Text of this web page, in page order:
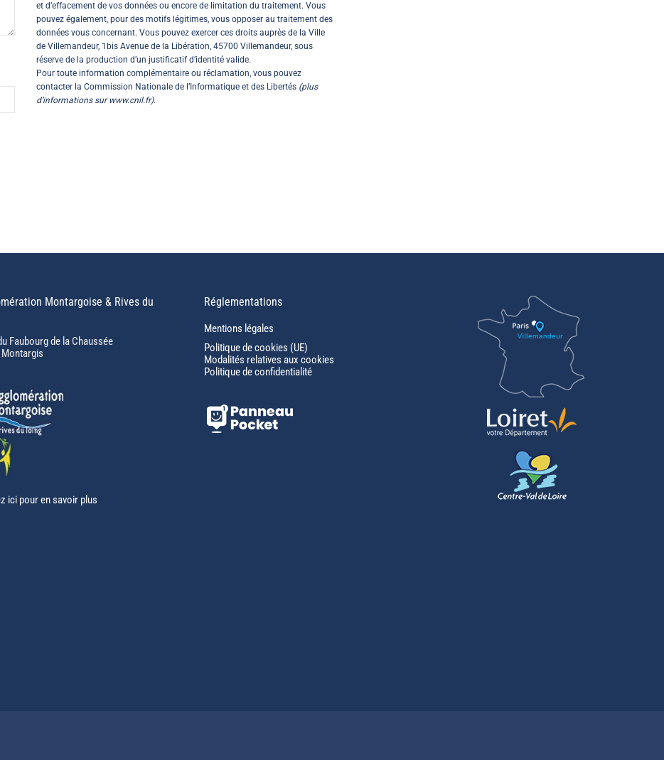
et d’effacement de vos données ou encore de limitation du traitement. Vous
pouvez également, pour des motifs légitimes, vous opposer au traitement des
données vous concernant.Vous pouvez exercer ces droits auprès de la Ville
de Villemandeur, 1bis Avenue de la Libération, 45700 Villemandeur, sous
réserve de la production d’un justificatif d’identité valide.
Pour toute information complémentaire ou réclamation, vous pouvez
contacter la Commission Nationale de l’Informatique et des Libertés (plus
d’informations sur www.cnil.fr).
Montargoise & Rives du
Faubourg de la Chaussée
ici pour en savoir plus
Réglementations
Mentions légales
Politique de cookies (UE)
Modalités relatives aux cookies
Politique de confidentialité